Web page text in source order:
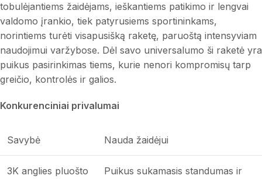
tobulėjantiems žaidėjams, ieškantiems patikimo ir lengvai
valdomo įrankio, tiek patyrusiems sportininkams,
norintiems turėti visapusišką raketę, paruoštą intensyviam
naudojimui varžybose. Dėl savo universalumo ši raketė yra
puikus pasirinkimas tiems, kurie nenori kompromisų tarp
greičio, kontrolės ir galios.
Konkurenciniai privalumai
Savybė Nauda žaidėjui
3K anglies pluošto
Puikus sukamasis standumas ir